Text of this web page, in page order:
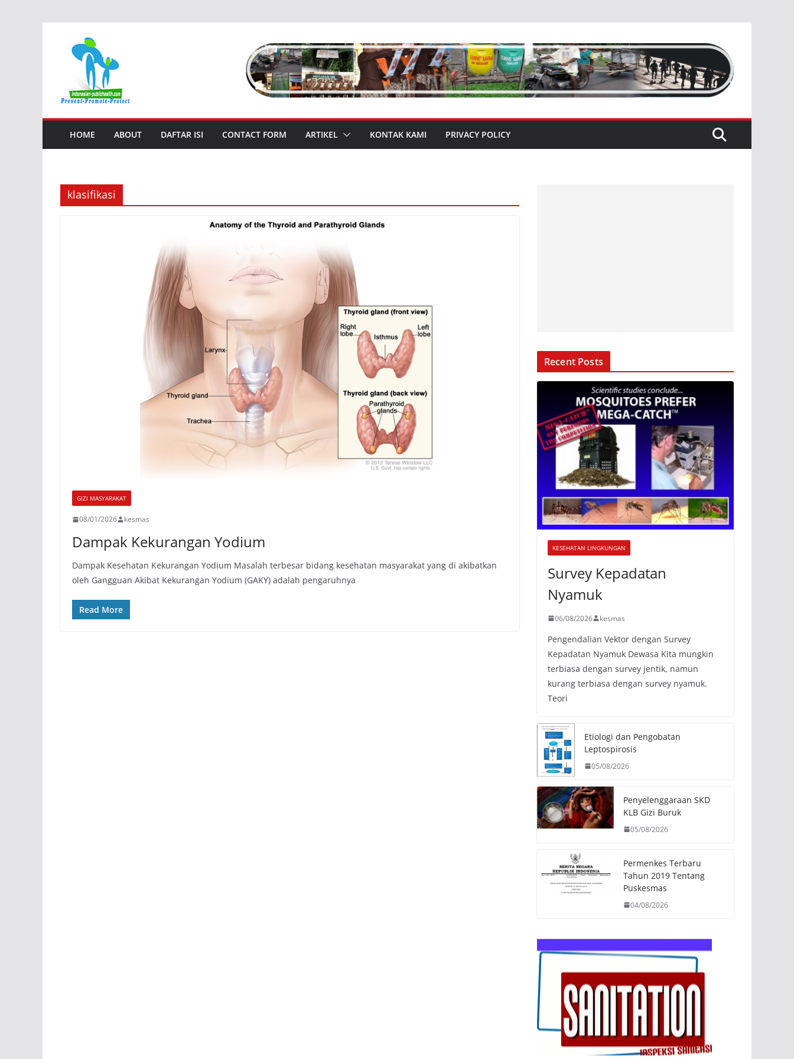
HOME ABOUT DAFTAR ISI CONTACT FORM ARTIKEL KONTAK KAMI PRIVACY POLICY
klasifikasi
GIZI MASYARAKAT
08/01/2026 kesmas
Dampak Kekurangan Yodium
Dampak Kesehatan Kekurangan Yodium Masalah terbesar bidang kesehatan masyarakat yang di akibatkan
oleh Gangguan Akibat Kekurangan Yodium (GAKY) adalah pengaruhnya
Read More
Recent Posts
KESEHATAN LINGKUNGAN
Survey Kepadatan
Nyamuk
06/08/2026 kesmas
Pengendalian Vektor dengan Survey
Kepadatan Nyamuk Dewasa Kita mungkin
terbiasa dengan survey jentik, namun
kurang terbiasa dengan survey nyamuk.
Teori
Etiologi dan Pengobatan
Leptospirosis
05/08/2026
Penyelenggaraan SKD
KLB Gizi Buruk
05/08/2026
Permenkes Terbaru
Tahun 2019 Tentang
Puskesmas
04/08/2026